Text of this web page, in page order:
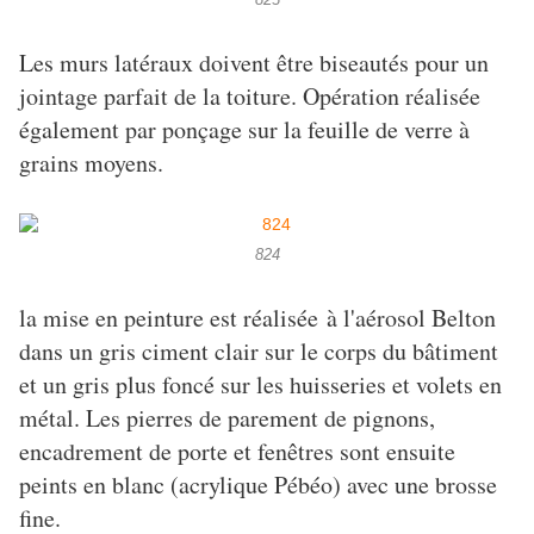
Les murs latéraux doivent être biseautés pour un
jointage parfait de la toiture. Opération réalisée
également par ponçage sur la feuille de verre à
grains moyens.
824
la mise en peinture est réalisée à l'aérosol Belton
dans un gris ciment clair sur le corps du bâtiment
et un gris plus foncé sur les huisseries et volets en
métal. Les pierres de parement de pignons,
encadrement de porte et fenêtres sont ensuite
peints en blanc (acrylique Pébéo) avec une brosse
fine.